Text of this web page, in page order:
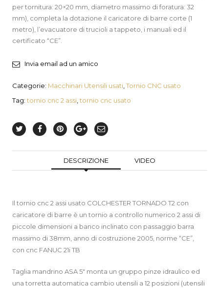
per tornitura: 20×20 mm, diametro massimo di foratura: 32
mm), completa la dotazione il caricatore di barre corte (1
metro), l’evacuatore di trucioli a tappeto, i manuali ed il
certificato “CE”.
Invia email ad un amico
Categorie: Macchinari Utensili usati Tornio CNC usato
Tag:tornio cnc 2 assi ,tornio cnc usato
DESCRIZIONE VIDEO
Il tornio cnc 2 assi usato COLCHESTER TORNADO T2 con
caricatore di barre è un tornio a controllo numerico 2 assi di
piccole dimensioni a banco inclinato con passaggio barra
massimo di 38mm, anno di costruzione 2005, norme “CE”,
con cnc FANUC 21i TB
Taglia mandrino ASA 5″ monta un gruppo pinze idraulico ed
una torretta automatica cambio utensili a 12 posizioni (utensili